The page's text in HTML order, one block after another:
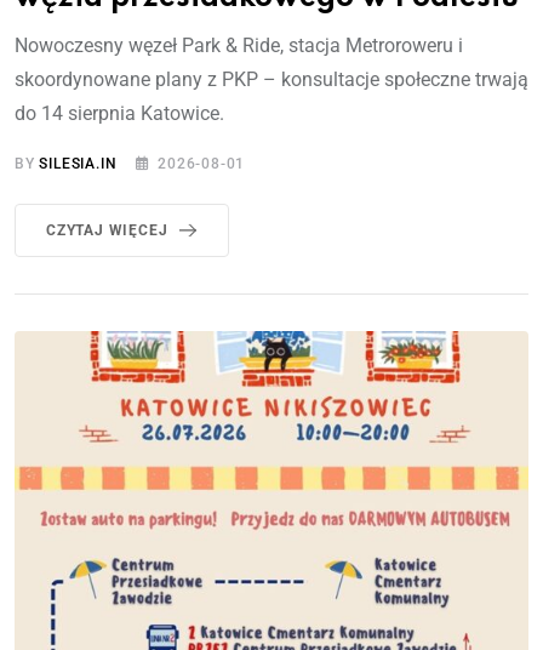
Nowoczesny węzeł Park & Ride, stacja Metroroweru i
skoordynowane plany z PKP – konsultacje społeczne trwają
do 14 sierpnia Katowice.
BYSILESIA.IN 2026-08-01
CZYTAJ WIĘCEJ